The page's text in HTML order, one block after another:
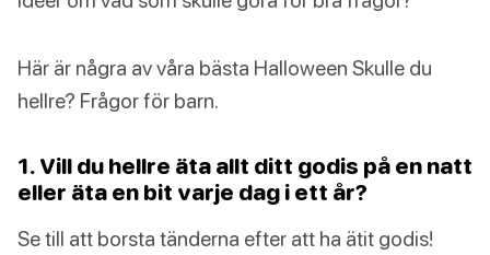
Här är några av våra bästa Halloween Skulle du
hellre? Frågor för barn.
1. Vill du hellre äta allt ditt godis på en natt
eller äta en bit varje dag i ett år?
Se till att borsta tänderna efter att ha ätit godis!